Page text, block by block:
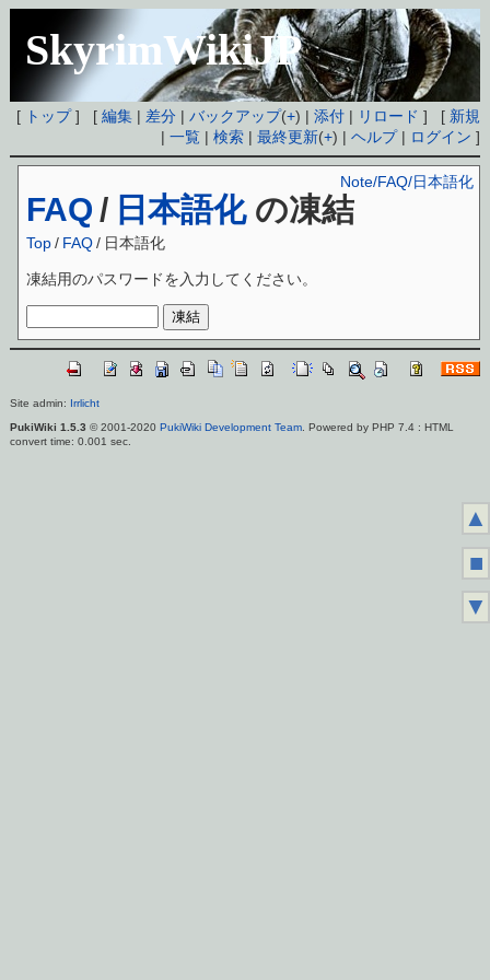
SkyrimWikiJP
[ トップ] [編集 | 差分 |バックアップ(+) |添付 | リロード ] [ 新規
|一覧 |検索 |最終更新(+) |ヘルプ| ログイン ]
FAQ / 日本語化の凍結
Note/FAQ/日本語化
Top / FAQ/ 日本語化
凍結用のパスワードを入力してください。
Site admin: Irrlicht
PukiWiki 1.5.3 © 2001-2020 PukiWiki Development Team. Powered by PHP 7.4 : HTML
convert time: 0.001 sec.
▲
■
▼